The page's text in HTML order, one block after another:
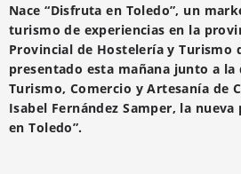
Nace “Disfruta en Toledo”, un
turismo de experiencias en la
Provincial de Hostelería y Turismo
presentado esta mañana junto a la
Turismo, Comercio y Artesanía de
Isabel Fernández Samper, la
en Toledo”.